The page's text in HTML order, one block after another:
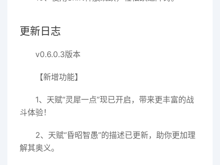
更新日志
v0.6.0.3版本
【新增功能】
1、天赋“灵犀一点”现已开启，带来更丰富的战
斗体验！
2、天赋“昏昭智愚”的描述已更新，助你更加理
解其奥义。